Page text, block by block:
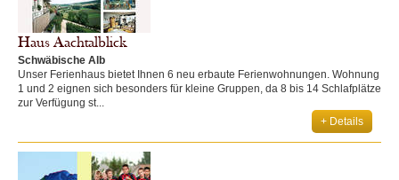
Haus Aachtalblick
Schwäbische Alb
Unser Ferienhaus bietet Ihnen 6 neu erbaute Ferienwohnungen. Wohnung
1 und 2 eignen sich besonders für kleine Gruppen, da 8 bis 14 Schlafplätze
zur Verfügung st...
+ Details